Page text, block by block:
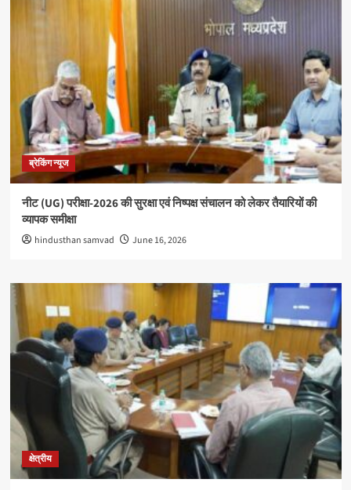
ब्रेकिंग न्यूज
नीट (UG) परीक्षा-2026 की सुरक्षा एवं निष्पक्ष संचालन को लेकर तैयारियों की
व्यापक समीक्षा
hindusthan samvad June 16, 2026
क्षेत्रीय